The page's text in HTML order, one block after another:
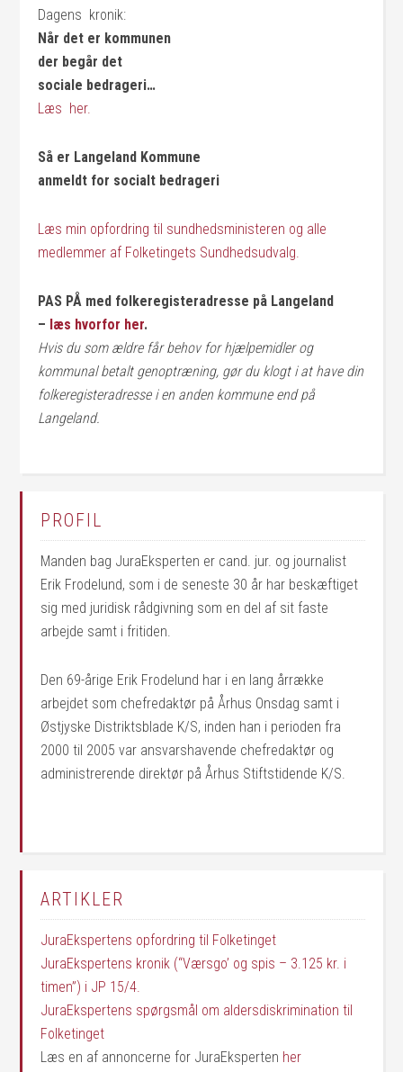
Dagens kronik:
Når det er kommunen
der begår det
sociale bedrageri…
Læs her.
Så er Langeland Kommune
anmeldt for socialt bedrageri
Læs min opfordring til sundhedsministeren og alle
medlemmer af Folketingets Sundhedsudvalg.
PAS PÅ med folkeregisteradresse på Langeland
– læs hvorfor her.
Hvis du som ældre får behov for hjælpemidler og
kommunal betalt genoptræning, gør du klogt i at have din
folkeregisteradresse i en anden kommune end på
Langeland.
PROFIL
Manden bag JuraEksperten er cand. jur. og journalist
Erik Frodelund, som i de seneste 30 år har beskæftiget
sig med juridisk rådgivning som en del af sit faste
arbejde samt i fritiden.
Den 69-årige Erik Frodelund har i en lang årrække
arbejdet som chefredaktør på Århus Onsdag samt i
Østjyske Distriktsblade K/S, inden han i perioden fra
2000 til 2005 var ansvarshavende chefredaktør og
administrerende direktør på Århus Stiftstidende K/S.
ARTIKLER
JuraEkspertens opfordring til Folketinget
JuraEkspertens kronik (“Værsgo’ og spis – 3.125 kr. i
timen”) i JP 15/4.
JuraEkspertens spørgsmål om aldersdiskrimination til
Folketinget
Læs en af annoncerne for JuraEksperten her